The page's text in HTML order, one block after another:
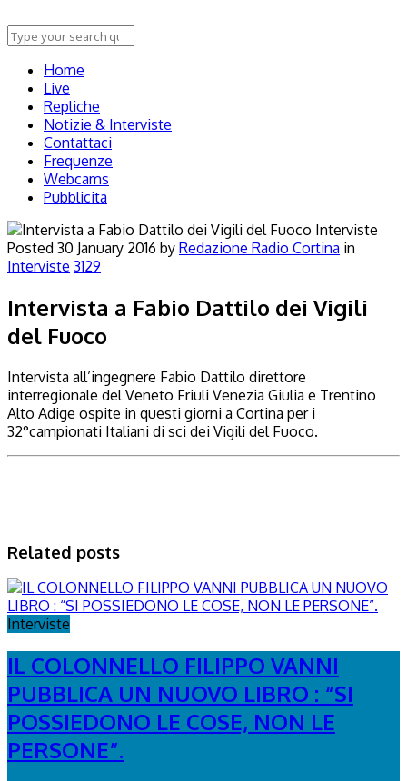
Home
Live
Repliche
Notizie & Interviste
Contattaci
Frequenze
Webcams
Pubblicita
Interviste
Posted 30 January 2016 by Redazione Radio Cortina in
Interviste 3129
Intervista a Fabio Dattilo dei Vigili
del Fuoco
Intervista all’ingegnere Fabio Dattilo direttore
interregionale del Veneto Friuli Venezia Giulia e Trentino
Alto Adige ospite in questi giorni a Cortina per i
32°campionati Italiani di sci dei Vigili del Fuoco.
Related posts
Interviste
IL COLONNELLO FILIPPO VANNI
PUBBLICA UN NUOVO LIBRO : “SI
POSSIEDONO LE COSE, NON LE
PERSONE”.